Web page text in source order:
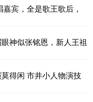
宾，全是歌王歌后，
神似张铭恩，新人王祖
得闲 市井小人物演技